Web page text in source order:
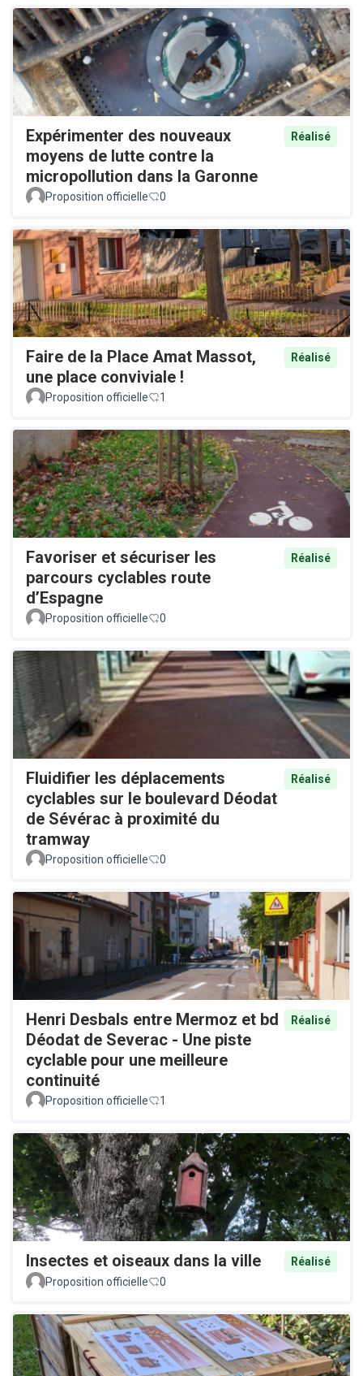
Expérimenter des nouveaux
moyens de lutte contre la
micropollution dans la Garonne
Réalisé
Proposition officielle 0
Faire de la Place Amat Massot,
une place conviviale !
Réalisé
Proposition officielle 1
Favoriser et sécuriser les
parcours cyclables route
d’Espagne
Réalisé
Proposition officielle 0
Fluidifier les déplacements
cyclables sur le boulevard Déodat
de Sévérac à proximité du
tramway
Réalisé
Proposition officielle 0
Henri Desbals entre Mermoz et bd
Déodat de Severac - Une piste
cyclable pour une meilleure
continuité
Réalisé
Proposition officielle 1
Insectes et oiseaux dans la ville
Réalisé
Proposition officielle
0